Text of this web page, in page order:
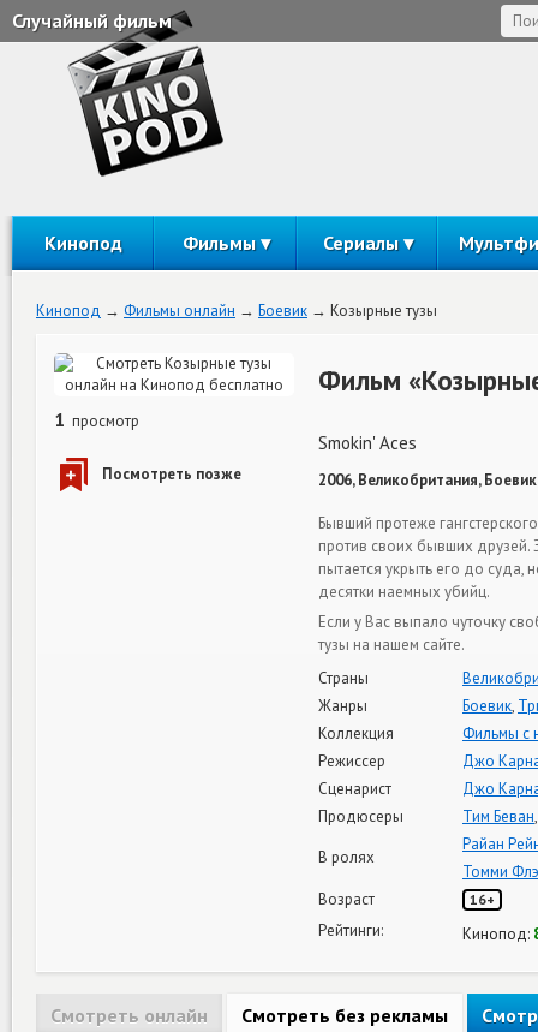
Случайный фильм
Кинопод Фильмы Сериалы
Кинопод Фильмы онлайн Боевик Козырные тузы
1 просмотр
Фильм
Smokin' Aces
2006, Великобритания,
Бывший протеже
против своих бывших друзей.
пытается укрыть его до суда,
десятки наемных убийц.
Если у Вас выпало чуточку
тузы на нашем сайте.
Страны
Жанры
Боевик,
Коллекция
Фильмы с
Режиссер
Джо
Сценарист
Джо
Продюсеры
Тим Беван
В ролях
Райан
Томми
Возраст
16+
Рейтинги: Кинопод:
Смотреть онлайн Смотреть без рекламы